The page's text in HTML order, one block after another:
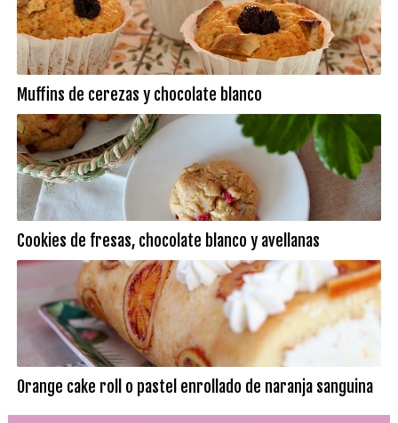
Muffins de cerezas y chocolate blanco
Cookies de fresas, chocolate blanco y avellanas
Orange cake roll o pastel enrollado de naranja sanguina